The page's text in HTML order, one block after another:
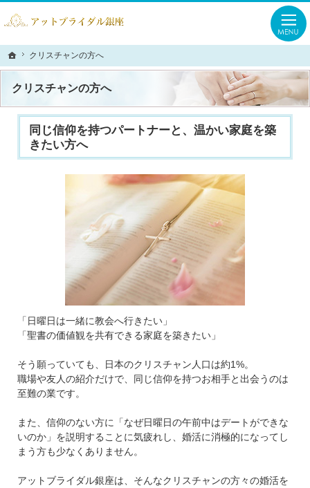
ホーム
クリスチャンの方へ
クリスチャンの方へ
合理的で結果が出やすい婚活スタイル。銀座・有楽町の結婚相談所なら当相談所へ
銀座・有楽町の結婚相談所なら、一緒に考え必ず解決の糸口を見つけるアットブ
同じ信仰を持つパートナーと、温かい家庭を築
きたい方へ
「日曜日は一緒に教会へ行きたい」
「聖書の価値観を共有できる家庭を築きたい」
そう願っていても、日本のクリスチャン人口は約1%。
職場や友人の紹介だけで、同じ信仰を持つお相手と出会うのは
至難の業です。
また、信仰のない方に「なぜ日曜日の午前中はデートができな
いのか」を説明することに気疲れし、婚活に消極的になってし
まう方も少なくありません。
アットブライダル銀座は、そんなクリスチャンの方々の婚活を
ホーム
クリスチャンの方へ